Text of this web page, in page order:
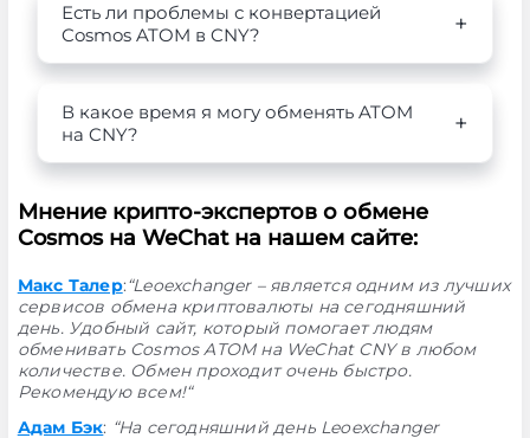
Есть ли проблемы с конвертацией
Cosmos ATOM в CNY?
В какое время я могу обменять ATOM
на CNY?
Мнение крипто-экспертов о обмене
Cosmos на WeChat на нашем сайте:
Макс Талер:“Leoexchanger – является одним из лучших
сервисов обмена криптовалюты на сегодняшний
день. Удобный сайт, который помогает людям
обменивать Cosmos ATOM на WeChat CNY в любом
количестве. Обмен проходит очень быстро.
Рекомендую всем!“
Адам Бэк: “На сегодняшний день Leoexchanger